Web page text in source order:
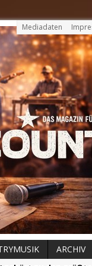
Mediadaten
ARCHIV